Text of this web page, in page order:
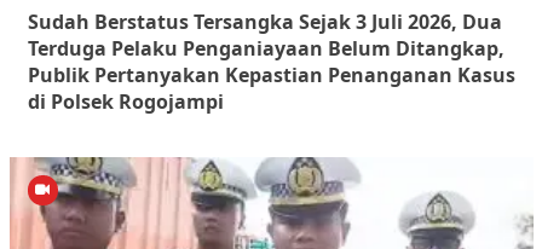
Sudah Berstatus Tersangka Sejak 3 Juli 2026, Dua
Terduga Pelaku Penganiayaan Belum Ditangkap,
Publik Pertanyakan Kepastian Penanganan Kasus
di Polsek Rogojampi